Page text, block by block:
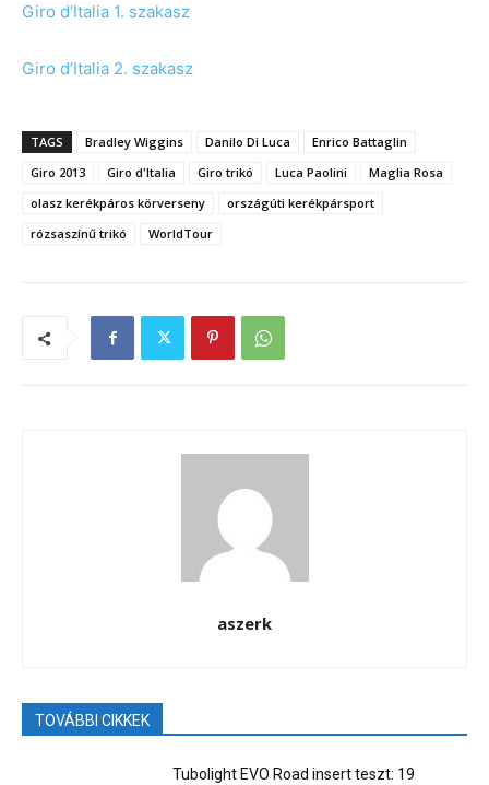
Giro d’Italia 1. szakasz
Giro d’Italia 2. szakasz
TAGS Bradley Wiggins Danilo Di Luca
Enrico Battaglin
Giro 2013
Giro d'Italia Giro trikó Luca Paolini
Maglia Rosa
olasz kerékpáros körverseny
országúti kerékpársport
rózsaszínű trikó
WorldTour
aszerk
TOVÁBBI CIKKEK
Tubolight EVO Road insert teszt: 19